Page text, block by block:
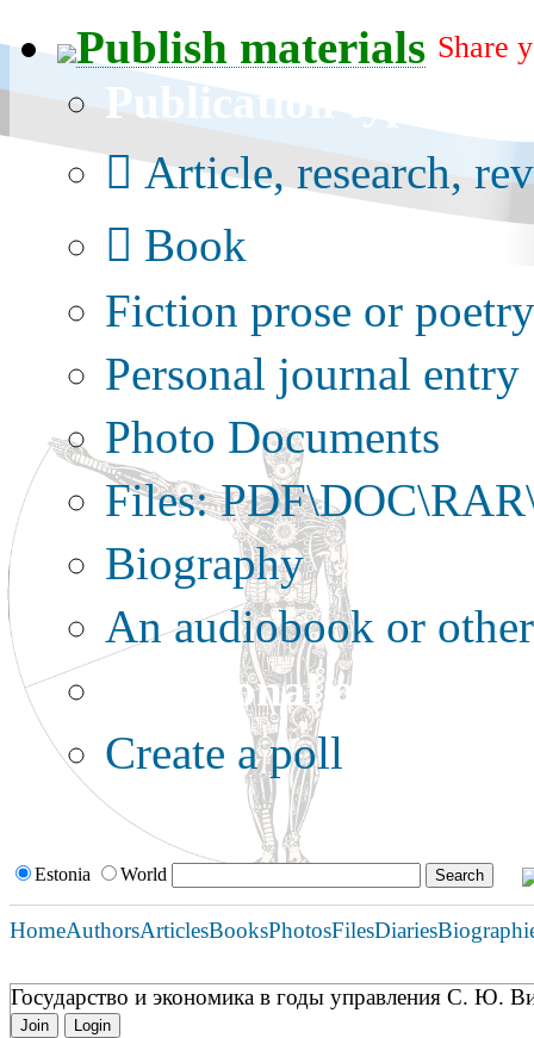
Publish materials Share
Publication type?
Article, research,
Book
Fiction prose or poetry
Personal journal entry
Photo Documents
Files:
Biography
An audiobook or
Additional options:
Create a poll
Estonia World
HomeAuthorsArticlesBooksPhotosFilesDiaries
Государство и экономика в годы управления С. Ю.
Join Login